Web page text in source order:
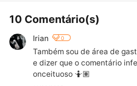
10 Comentário(s)
Irian 0
Também sou de área de
e dizer que o comentário
onceituoso 🤷🏽